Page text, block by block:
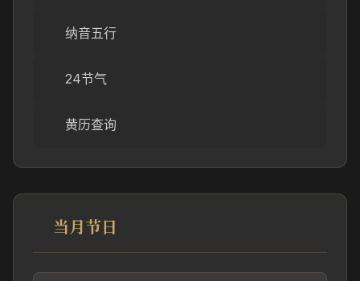
纳音五行
24节气
黄历查询
当月节日